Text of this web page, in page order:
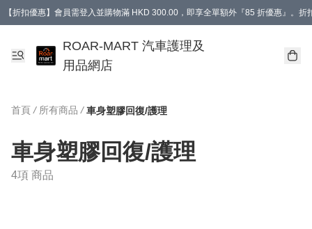
【折扣優惠】會員需登入並購物滿 HKD 300.00，即享全單額外『85 折優惠』。
【會員禮遇】會員消費滿 HKD 400.00，即可獲贈【德國LIQUI MOLY 汽車風口香
ROAR-MART 汽車護理及
用品網店
首頁 / 所有商品 / 車身塑膠回復/護理
車身塑膠回復/護理
4項 商品